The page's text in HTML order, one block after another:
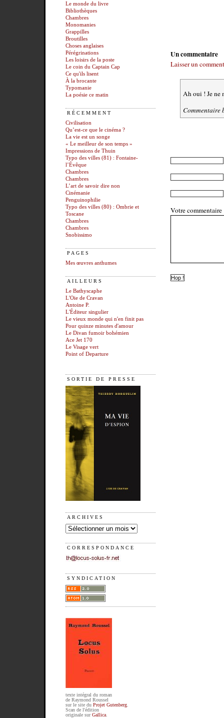
Le monde du livre
Bibliothèques
Chambres
Monomanies
Grappilles
Broutilles
Choses anglaises
Pérégrinations
Les loisirs de la poste
Le coin du Captain Cap
Ce qu'ils lisent
À la brocante
Typomanie
La poésie ce matin
RÉCEMMENT
Civilisation
Qu’est-ce que le cinéma ?
La vie est un songe
« Le meilleur de son temps »
Impressions de Thuin
Typo des villes (81) : Fontaine-
l’Évêque
Chambres
Chambres
L’art de savoir dire non
Cinémanie
Penguinophilie
Typo des villes (80) : Ombrie et
Toscane
Chambres
Chambres
Snobissimo
PAGES
Mes œuvres anthumes
AILLEURS
Le Bathyscaphe
L'Oie de Cravan
Antoine P.
L'Éditeur singulier
Le vieux monde qui n'en finit pas
Pour quinze minutes d'amour
Le Divan fumoir bohémien
Ace Jet 170
Le Visage vert
Point of Departure
SORTIE DE PRESSE
ARCHIVES
CORRESPONDANCE
SYNDICATION
texte intégral du roman
de Raymond Roussel
sur le site du Projet Gutenberg.
Scan de l'édition
originale surGallica.
Un commentaire
Laisser un
Ah oui ! Je ne
Commentaire
Votre commentaire